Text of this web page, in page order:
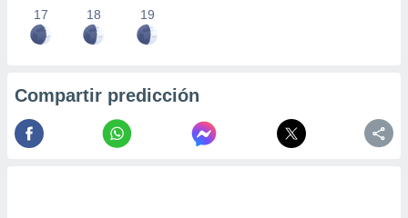
17 18 19
Compartir predicción